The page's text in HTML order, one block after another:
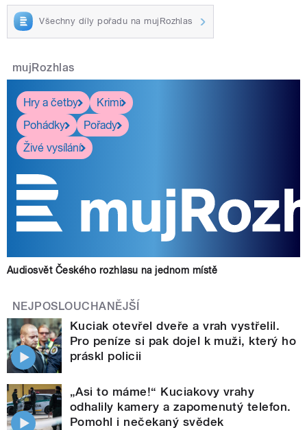
Všechny díly pořadu na mujRozhlas
mujRozhlas
Hry a četby
Krimi
Pohádky
Pořady
Živé vysílání
Audiosvět Českého rozhlasu na jednom místě
NEJPOSLOUCHANĚJŠÍ
Kuciak otevřel dveře a vrah vystřelil.
Pro peníze si pak dojel k muži, který ho
práskl policii
„Asi to máme!“ Kuciakovy vrahy
odhalily kamery a zapomenutý telefon.
Pomohl i nečekaný svědek